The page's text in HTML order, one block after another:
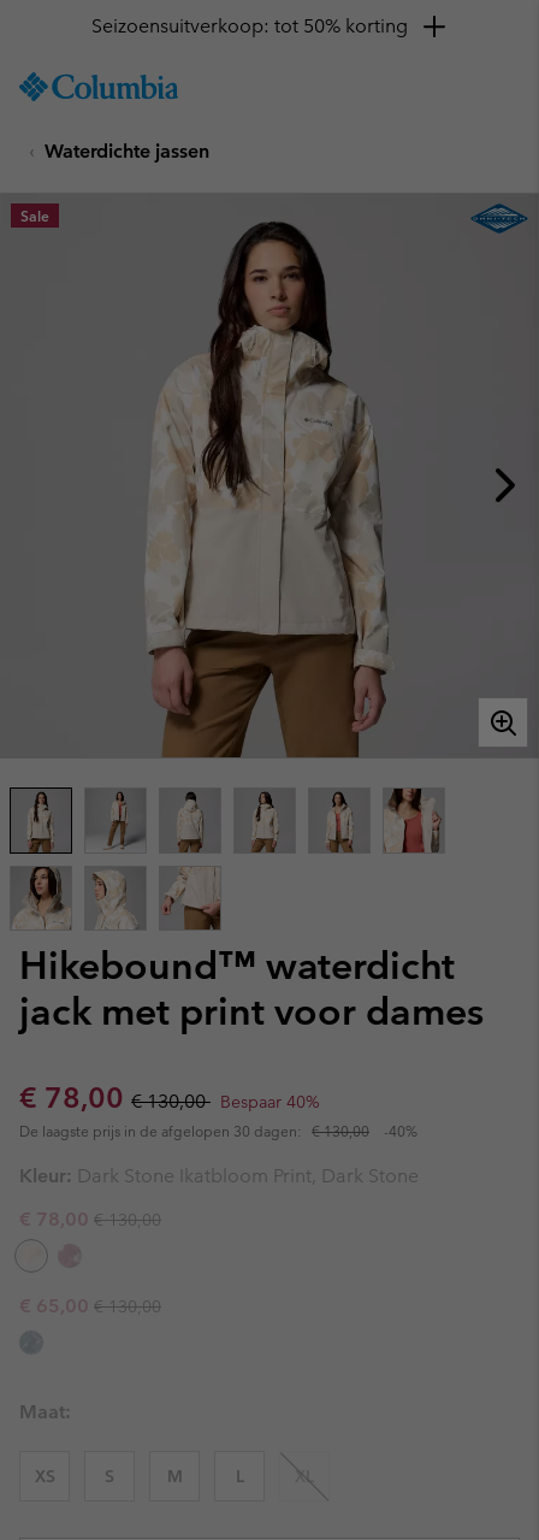
TO
SKIP
MAIN
NAV
Seizoensuitverkoop: tot 50% korting
Waterdichte jassen
Hikebound™ waterdicht
jack met print voor dames
Sale price:
€ 78,00 Regular price:
€ 130,00 Bespaar 40%
De laagste prijs in de afgelopen 30 dagen: € 130,00 -40%
Sale
Kleur: Dark Stone Ikatbloom Print, Dark Stone
Sale price:
€ 78,00 Regular price:
€ 130,00
Sale price:
€ 65,00 Regular price:
€ 130,00
Maat:
XS S M L XL